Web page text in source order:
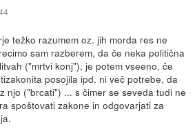
težko razumem oz. jih morda res ne
sam razberem, da če neka politična
("mrtvi konj"), je potem vseeno, če
posojila ipd. ni več potrebe, da
njo ("brcati") ... s čimer se seveda tudi ne
spoštovati zakone in odgovarjati za